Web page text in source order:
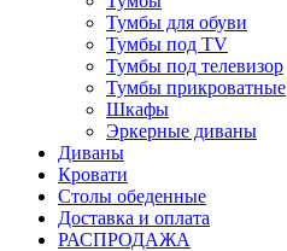
Тумбы для обуви
Тумбы под TV
Тумбы под телевизор
Тумбы прикроватные
Шкафы
Эркерные диваны
Диваны
Кровати
Столы обеденные
Доставка и оплата
РАСПРОДАЖА